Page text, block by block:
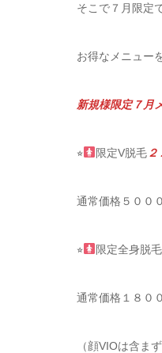
そこで７月限定
お得なメニュー
新規様限定７月
⭐︎ 限定V脱毛２
通常価格５００
⭐︎ 限定全身脱毛
通常価格１８０
（顔VIOは含ま